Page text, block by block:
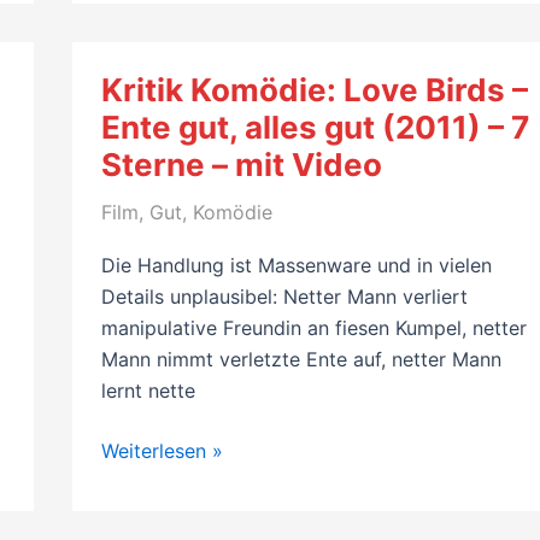
(2013,
Scorsese,
diCaprio)
7
Sterne
–
mit
Video
Kritik Komödie: Love Birds –
Ente gut, alles gut (2011) – 7
Sterne – mit Video
Film, Gut, Komödie
Die Handlung ist Massenware und in vielen
Details unplausibel: Netter Mann verliert
manipulative Freundin an fiesen Kumpel, netter
Mann nimmt verletzte Ente auf, netter Mann
lernt nette
Kritik
Weiterlesen »